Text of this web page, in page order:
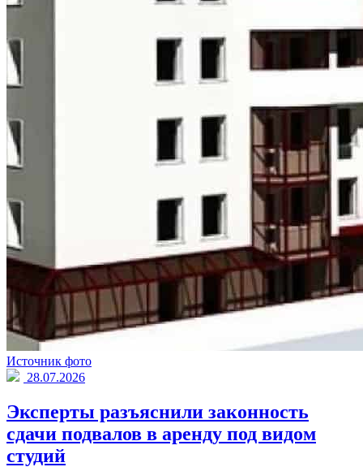
Источник фото
28.07.2026
Эксперты разъяснили законность
сдачи подвалов в аренду под видом
студий